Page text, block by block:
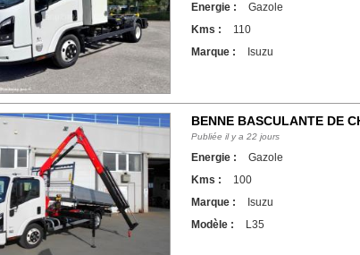
Energie :
Gazole
Kms :
110
Marque :
Isuzu
BENNE BASCULANTE DE
L35
Publiée il y a 22 jours
Energie :
Gazole
Kms :
100
Marque :
Isuzu
Modèle :
L35